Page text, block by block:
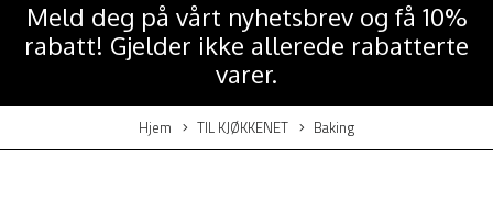
Meld deg på vårt nyhetsbrev og få 10%
rabatt! Gjelder ikke allerede rabatterte
varer.
Hjem TIL KJØKKENET Baking